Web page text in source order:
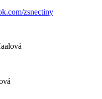
zsnectiny